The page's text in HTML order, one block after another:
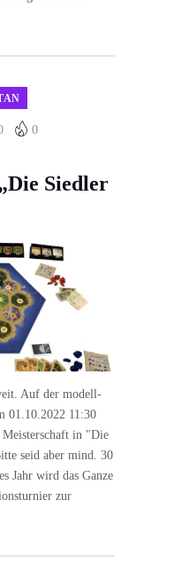
0
Siedler
Auf der modell-
01.10.2022 11:30
Meisterschaft in "Die
seid aber mind. 30
Jahr wird das Ganze
zur